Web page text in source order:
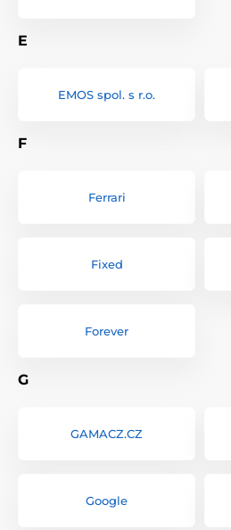
E
EMOS spol. s r.o.
F
Ferrari
Fixed
Forever
G
GAMACZ.CZ
Google